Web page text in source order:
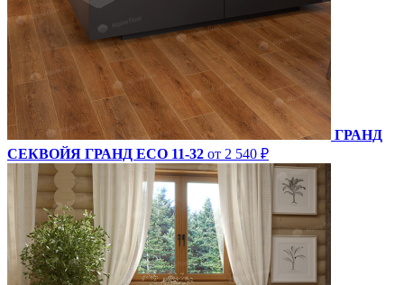
ГРАНД
СЕКВОЙЯ ГРАНД ECO 11-32 от 2 540 ₽